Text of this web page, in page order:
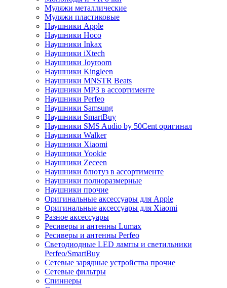
Муляжи металлические
Муляжи пластиковые
Наушники Apple
Наушники Hoco
Наушники Inkax
Наушники iXtech
Наушники Joyroom
Наушники Kingleen
Наушники MNSTR Beats
Наушники MP3 в ассортименте
Наушники Perfeo
Наушники Samsung
Наушники SmartBuy
Наушники SMS Audio by 50Cent оригинал
Наушники Walker
Наушники Xiaomi
Наушники Yookie
Наушники Zeceen
Наушники блютуз в ассортименте
Наушники полноразмерные
Наушники прочие
Оригинальные аксессуары для Apple
Оригинальные аксессуары для Xiaomi
Разное аксессуары
Ресиверы и антенны Lumax
Ресиверы и антенны Perfeo
Светодиодные LED лампы и светильники
Perfeo/SmartBuy
Сетевые зарядные устройства прочие
Сетевые фильтры
Спиннеры